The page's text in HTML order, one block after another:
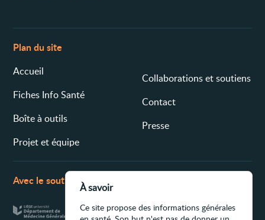
Plan du site
Accueil
Fiches Info Santé
Boîte à outils
Projet et équipe
Collaborations et soutiens
Contact
Presse
Avec le soutien de
À savoir
Ce site propose des informations générales